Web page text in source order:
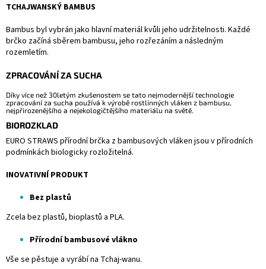
TCHAJWANSKÝ BAMBUS
Bambus byl vybrán jako hlavní materiál kvůli jeho udržitelnosti. Každé
brčko začíná sběrem bambusu, jeho rozřezáním a následným
rozemletím.
ZPRACOVÁNÍ ZA SUCHA
Díky více než 30letým zkušenostem se tato nejmodernější technologie
zpracování za sucha používá k výrobě rostlinných vláken z bambusu,
nejpřirozenějšího a nejekologičtějšího materiálu na světě.
BIOROZKLAD
EURO STRAWS přírodní brčka z bambusových vláken jsou v přírodních
podmínkách biologicky rozložitelná.
INOVATIVNÍ PRODUKT
Bez plastů
Zcela bez plastů, bioplastů a PLA.
Přírodní bambusové vlákno
Vše se pěstuje a vyrábí na Tchaj-wanu.